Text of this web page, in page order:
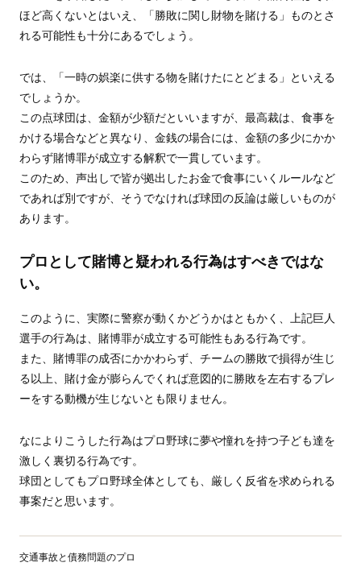
ほど高くないとはいえ、「勝敗に関し財物を賭ける」ものとさ
れる可能性も十分にあるでしょう。
では、「一時の娯楽に供する物を賭けたにとどまる」といえる
でしょうか。
この点球団は、金額が少額だといいますが、最高裁は、食事を
かける場合などと異なり、金銭の場合には、金額の多少にかか
わらず賭博罪が成立する解釈で一貫しています。
このため、声出しで皆が拠出したお金で食事にいくルールなど
であれば別ですが、そうでなければ球団の反論は厳しいものが
あります。
プロとして賭博と疑われる行為はすべきではな
い。
このように、実際に警察が動くかどうかはともかく、上記巨人
選手の行為は、賭博罪が成立する可能性もある行為です。
また、賭博罪の成否にかかわらず、チームの勝敗で損得が生じ
る以上、賭け金が膨らんでくれば意図的に勝敗を左右するプレ
ーをする動機が生じないとも限りません。
なによりこうした行為はプロ野球に夢や憧れを持つ子ども達を
激しく裏切る行為です。
球団としてもプロ野球全体としても、厳しく反省を求められる
事案だと思います。
交通事故と債務問題のプロ